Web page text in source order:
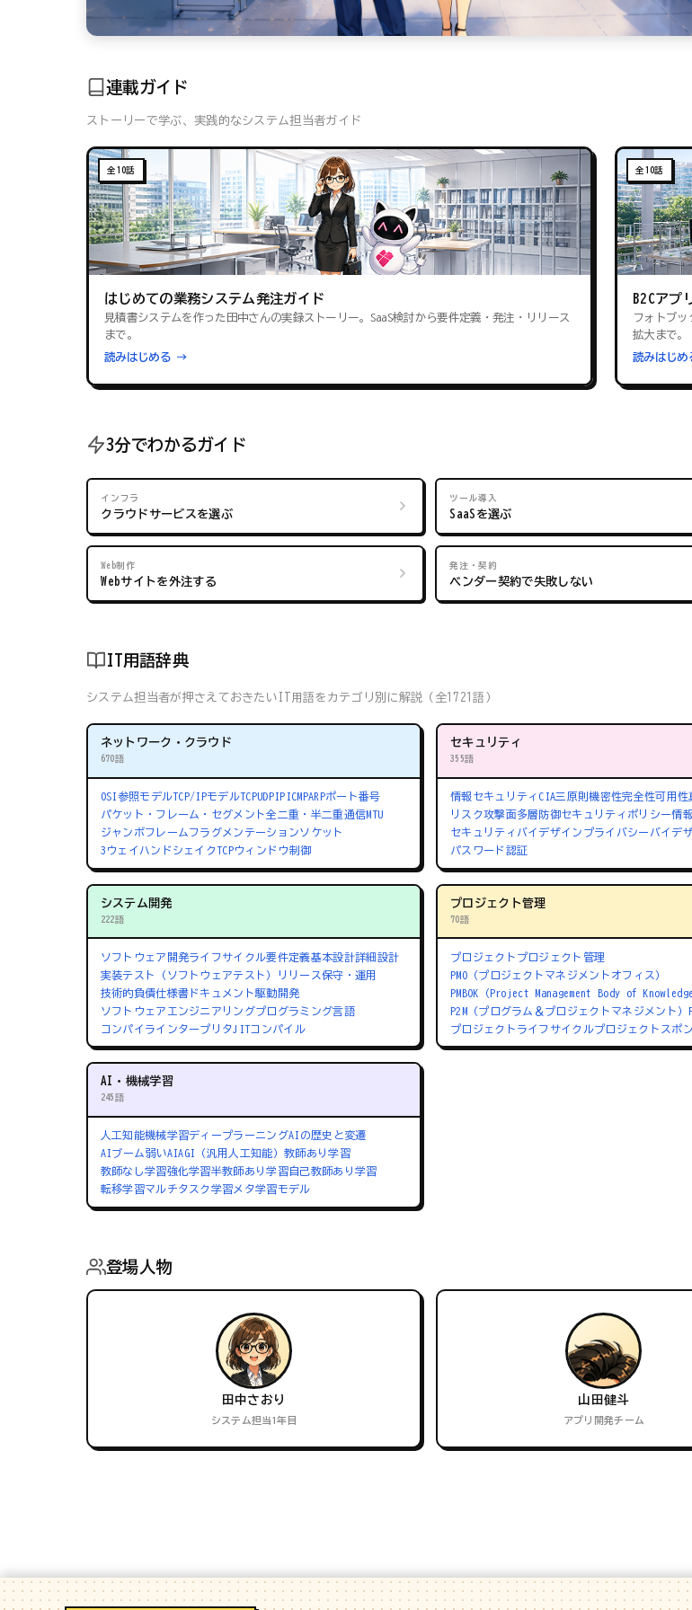
連載ガイド
ストーリーで学ぶ、実践的なシステム担当者ガイド
全10話
はじめての業務システム発注ガイド
見積書システムを作った田中さんの実録ストーリー。SaaS検討から要件定義・発注・リリース
まで。
読みはじめる →
全10話
B2Cアプ
フォトブッ
拡大まで。
読みはじめ
3分でわかるガイド
インフラ
クラウドサービスを選ぶ
ツール導入
SaaSを選ぶ
Web制作
Webサイトを外注する
発注・契約
ベンダー契約で失敗しない
IT用語辞典
システム担当者が押さえておきたいIT用語をカテゴリ別に解説（全1721語）
ネットワーク・クラウド
670語
OSI参照モデルTCP/IPモデルTCPUDPIPICMPARPポート番号
パケット・フレーム・セグメント全二重・半二重通信MTU
ジャンボフレーム フラグメンテーションソケット
3ウェイハンドシェイクTCPウィンドウ制御
セキュリティ
355語
情報セキュリティ CIA三原則機密性完全性可用性
リスク攻撃面多層防御セキュリティポリシー情
セキュリティバイデザイン プライバシーバイデ
パスワード認証
システム開発
222語
ソフトウェア開発ライフサイクル要件定義基本設計詳細設計
実装テスト（ソフトウェアテスト） リリース保守・運用
技術的負債仕様書 ドキュメント駆動開発
ソフトウェアエンジニアリングプログラミング言語
コンパイラインタープリタ JITコンパイル
プロジェクト管理
70語
プロジェクト プロジェクト管理
PMO（プロジェクトマネジメントオフィス）
PMBOK（Project Management Body of Knowledge
P2M（プログラム＆プロジェクトマネジメント）
プロジェクトライフサイクルプロジェクトスポ
AI・機械学習
245語
人工知能機械学習ディープラーニングAIの歴史と変遷
AIブーム 弱いAIAGI（汎用人工知能）教師あり学習
教師なし学習強化学習半教師あり学習自己教師あり学習
転移学習マルチタスク学習メタ学習モデル
登場人物
田中さおり
システム担当1年目
山田健斗
アプリ開発チーム